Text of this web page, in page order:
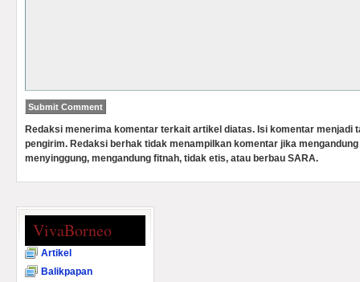
Redaksi menerima komentar terkait artikel diatas. Isi komentar menjadi
pengirim. Redaksi berhak tidak menampilkan komentar jika
menyinggung, mengandung fitnah, tidak etis, atau berbau SARA.
VivaBorneo
Artikel
Balikpapan